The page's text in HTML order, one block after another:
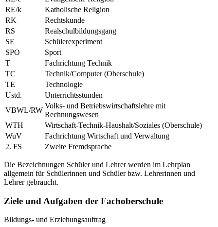
RE/k
Katholische Religion
RK
Rechtskunde
RS
Realschulbildungsgang
SE
Schülerexperiment
SPO
Sport
T
Fachrichtung Technik
TC
Technik/Computer (Oberschule)
TE
Technologie
Ustd.
Unterrichtsstunden
VBWL/RW
Volks- und Betriebswirtschaftslehre mit
Rechnungswesen
WTH
Wirtschaft-Technik-Haushalt/Soziales (Oberschule)
WuV
Fachrichtung Wirtschaft und Verwaltung
2. FS
Zweite Fremdsprache
Die Bezeichnungen Schüler und Lehrer werden im Lehrplan
allgemein für Schülerinnen und Schüler bzw. Lehrerinnen und
Lehrer gebraucht.
Ziele und Aufgaben der Fachoberschule
Bildungs- und Erziehungsauftrag